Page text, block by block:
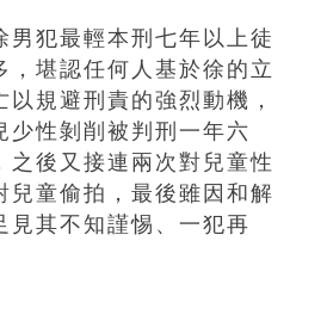
男犯最輕本刑七年以上徒
，堪認任何人基於徐的立
規避刑責的強烈動機，
少性剝削被判刑一年六
之後又接連兩次對兒童性
兒童偷拍，最後雖因和解
見其不知謹惕、一犯再